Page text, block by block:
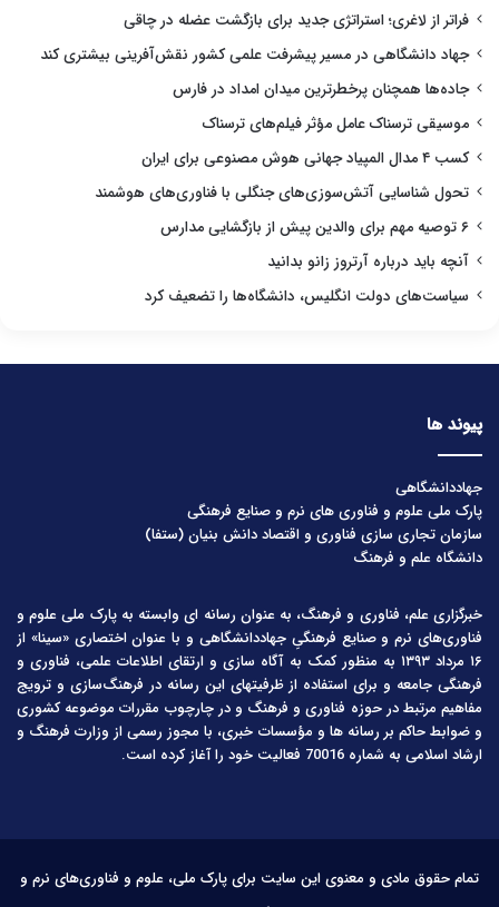
فراتر از لاغری؛ استراتژی جدید برای بازگشت عضله در چاقی
جهاد دانشگاهی در مسیر پیشرفت علمی کشور نقش‌آفرینی بیشتری کند
جاده‌ها همچنان پرخطرترین میدان امداد در فارس
موسیقی ترسناک عامل مؤثر فیلم‌های ترسناک
کسب ۴ مدال المپیاد جهانی هوش مصنوعی برای ایران
تحول شناسایی آتش‌سوزی‌های جنگلی با فناوری‌های هوشمند
۶ توصیه مهم برای والدین پیش از بازگشایی مدارس
آنچه باید درباره آرتروز زانو بدانید
سیاست‌های دولت انگلیس، دانشگاه‌ها را تضعیف کرد
پیوند ها
جهاددانشگاهی
پارک ملی علوم و فناوری های نرم و صنایع فرهنگی
سازمان تجاری سازی فناوری و اقتصاد دانش بنیان (ستفا)
دانشگاه علم و فرهنگ
خبرگزاری علم، فناوری و فرهنگ، به عنوان رسانه ای وابسته به پارک ملی علوم و
فناوری‌های نرم و صنایع فرهنگیِ جهاددانشگاهی و با عنوان اختصاری «سینا» از
۱۶ مرداد ۱۳۹۳ به منظور کمک به آگاه سازی و ارتقای اطلاعات علمی، فناوری و
فرهنگی جامعه و برای استفاده از ظرفیتهای این رسانه در فرهنگ‌سازی و ترویج
مفاهیم مرتبط در حوزه فناوری و فرهنگ و در چارچوب مقررات موضوعه کشوری
و ضوابط حاکم بر رسانه ها و مؤسسات خبری، با مجوز رسمی از وزارت فرهنگ و
ارشاد اسلامی به شماره 70016 فعالیت خود را آغاز کرده است.
تمام حقوق مادی و معنوی این سایت برای پارک ملی، علوم و فناوری‌های نرم و